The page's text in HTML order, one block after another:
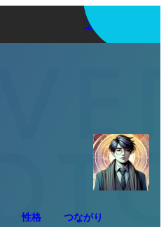
アプリを使う
性格 つながり